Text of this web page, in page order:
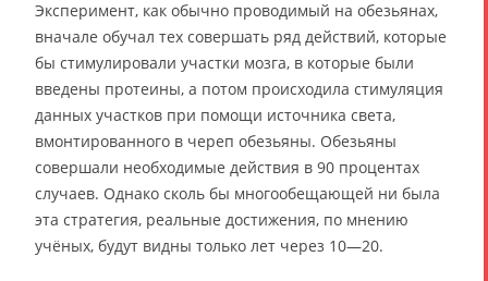
Эксперимент, как обычно проводимый на обезьянах,
вначале обучал тех совершать ряд действий, которые
бы стимулировали участки мозга, в которые были
введены протеины, а потом происходила стимуляция
данных участков при помощи источника света,
вмонтированного в череп обезьяны. Обезьяны
совершали необходимые действия в 90 процентах
случаев. Однако сколь бы многообещающей ни была
эта стратегия, реальные достижения, по мнению
учёных, будут видны только лет через 10—20.